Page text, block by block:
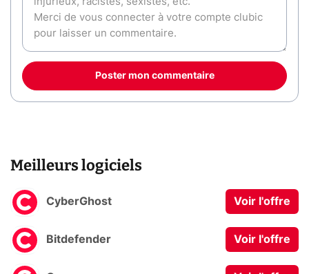
Poster mon commentaire
Meilleurs logiciels
CyberGhost Voir l'offre
Bitdefender Voir l'offre